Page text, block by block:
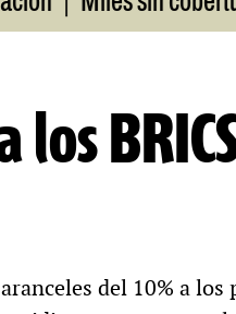
los
del 10% a los